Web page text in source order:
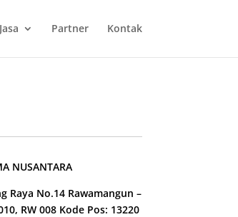
Partner Kontak
NUSANTARA
Raya No.14 Rawamangun –
RW 008 Kode Pos: 13220